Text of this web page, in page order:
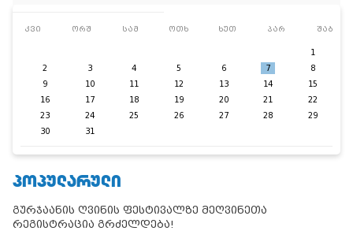
კვი ორშ სამ ოთხ ხუთ პარ შაბ
1
2
3 4 5 6 7
8
9
10 11 12 13 14
15
16
17 18 19 20 21
22
23
24 25 26 27 28
29
30
31
ᲞᲝᲞᲣᲚᲐᲠᲣᲚᲘ
გურჯაანის ღვინის ფესტივალზე მეღვინეთა
რეგისტრაცია გრძელდება!